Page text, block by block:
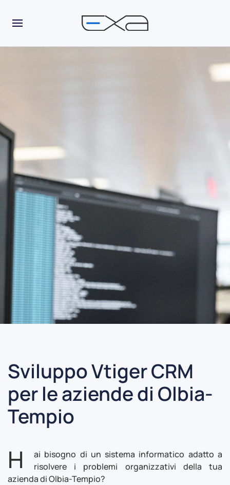
Sviluppo Vtiger CRM
per le aziende di Olbia-
Tempio
H
ai bisogno di un sistema informatico adatto a
risolvere i problemi organizzativi della tua
azienda di Olbia-Tempio?